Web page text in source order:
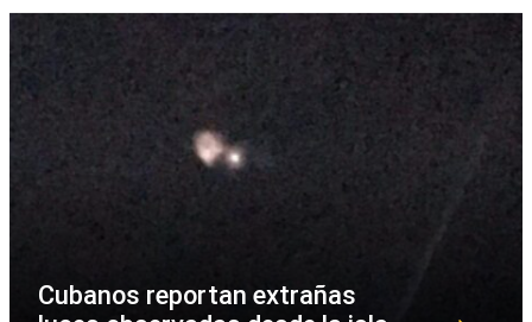
Cubanos reportan extrañas